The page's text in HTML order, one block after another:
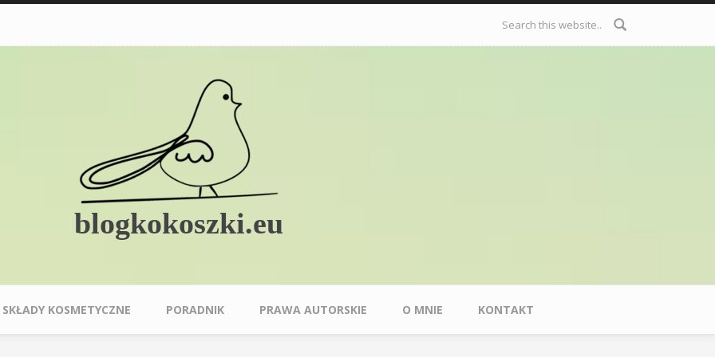
Formularz
wyszukiwania
blogkokoszki.eu
SKŁADY KOSMETYCZNE PORADNIK PRAWA AUTORSKIE O MNIE KONTAKT